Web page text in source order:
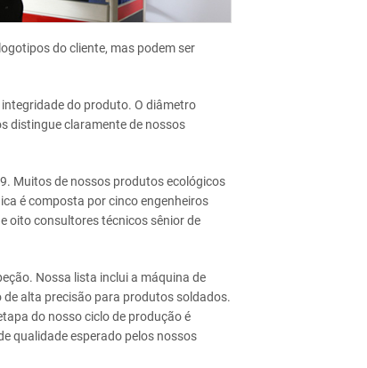
do cliente, mas podem ser
do produto. O diâmetro
distingue claramente de nossos
Muitos de nossos produtos ecológicos
é composta por cinco engenheiros
oito consultores técnicos sênior de
Nossa lista inclui a máquina de
alta precisão para produtos soldados.
do nosso ciclo de produção é
qualidade esperado pelos nossos